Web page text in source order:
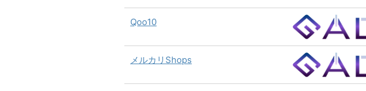
Qoo10
メルカリShops